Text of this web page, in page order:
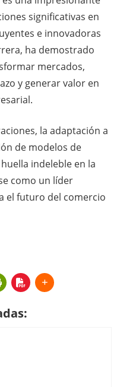
significativas en
e innovadoras
ha demostrado
mercados,
y generar valor en
la adaptación a
de modelos de
indeleble en la
como un líder
el futuro del comercio